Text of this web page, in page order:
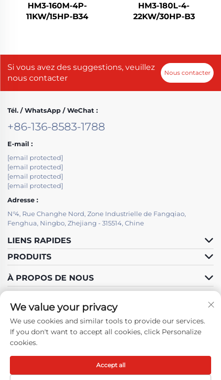
HM3-160M-4P-
11KW/15HP-B34
HM3-180L-4-
22KW/30HP-B3
Si vous avez des suggestions, veuillez
nous contacter
Nous contacter
Tél. / WhatsApp / WeChat :
+86-136-8583-1788
E-mail :
[email protected]
[email protected]
[email protected]
[email protected]
Adresse :
N°4, Rue Changhe Nord, Zone Industrielle de Fangqiao,
Fenghua, Ningbo, Zhejiang - 315514, Chine
LIENS RAPIDES
PRODUITS
À PROPOS DE NOUS
Suivez-nous
Droits d'auteur © Ningbo Fenghua Hongma Motor Co., Ltd. Tous
droits réservés -Politique de confidentialité-Blog
We value your privacy
We use cookies and similar tools to provide our services.
If you don't want to accept all cookies, click Personalize
cookies.
Accept all